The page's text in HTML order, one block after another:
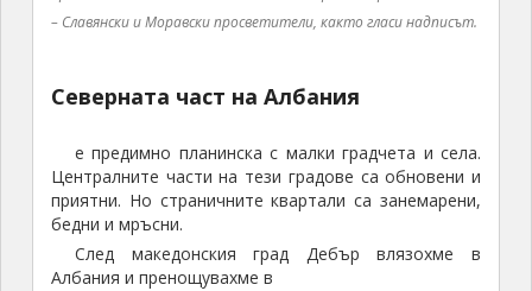
– Славянски и Моравски просветители, както гласи надписът.
Северната част на Албания
е предимно планинска с малки градчета и села.
Централните части на тези градове са обновени и
приятни. Но страничните квартали са занемарени,
бедни и мръсни.
След македонския град Дебър влязохме в
Албания и пренощувахме в